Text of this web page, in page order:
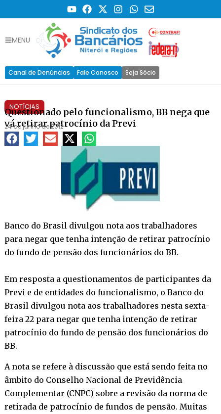
MENU
Canal de Denúncias Fale Conosco Seja Sócio
NOTÍCIAS
Questionado pelo funcionalismo, BB nega que
vá retirar patrocínio da Previ
24 de junho de 2012
Banco do Brasil divulgou nota aos trabalhadores
para negar que tenha intenção de retirar patrocínio
do fundo de pensão dos funcionários do BB.
Em resposta a questionamentos de participantes da
Previ e de entidades do funcionalismo, o Banco do
Brasil divulgou nota aos trabalhadores nesta sexta-
feira 22 para negar que tenha intenção de retirar
patrocínio do fundo de pensão dos funcionários do
BB.
A nota se refere à discussão que está sendo feita no
âmbito do Conselho Nacional de Previdência
Complementar (CNPC) sobre a revisão da norma de
retirada de patrocínio de fundos de pensão. Muitas